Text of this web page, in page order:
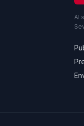
Al